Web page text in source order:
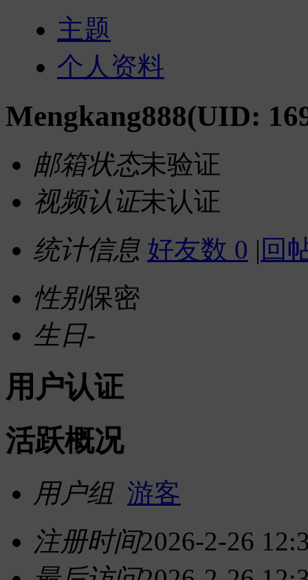
主题
个人资料
Mengkang888(UID:
邮箱状态未验证
视频认证未认证
统计信息 好友数 0 | 回
性别保密
生日-
用户认证
活跃概况
用户组 游客
注册时间2026-2-26